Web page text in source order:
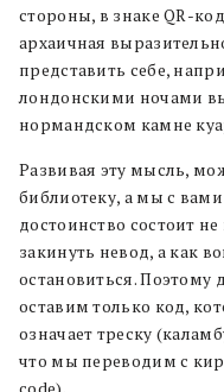
стороны, в знаке QR-
архаичная
представить себе,
лондонскими ночами
нормандском камне
Развивая эту мысль,
библиотеку, а мы с
достоинство состоит
закинуть невод, а как
остановиться. Поэтому
оставим только код,
означает треску
что мы переводим с